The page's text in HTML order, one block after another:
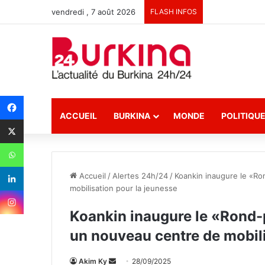
vendredi , 7 août 2026 FLASH INFOS
ACCUEIL BURKINA MONDE POLITIQUE
Accueil / Alertes 24h/24 / Koankin inaugure le
mobilisation pour la jeunesse
Koankin inaugure le
un nouveau centre de
Akim Ky 28/09/2025